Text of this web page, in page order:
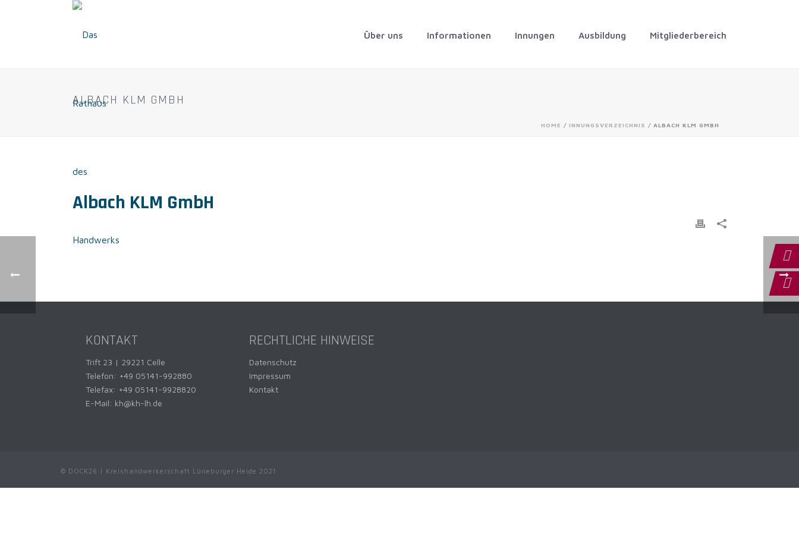
Über uns Informationen Innungen Ausbildung Mitgliederbereich
ALBACH KLM GMBH
HOME / INNUNGSVERZEICHNIS / ALBACH KLM GMBH
Albach KLM GmbH
KONTAKT
Trift 23 | 29221 Celle
Telefon: +49 05141-992880
Telefax: +49 05141-9928820
E-Mail: kh@kh-lh.de
RECHTLICHE HINWEISE
Datenschutz
Impressum
Kontakt
© DOCK26 | Kreishandwerkerschaft Lüneburger Heide 2021